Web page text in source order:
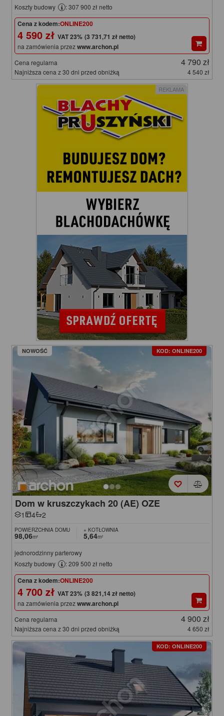
Koszty budowy : 307 900 zł netto
Cena z kodem:ONLINE200
4 590 zł (3 731,71 zł netto)
na zamówienia przezwww.archon.pl
Cena regularna 4 790 zł
Najniższa cena z 30 dni przed obniżką 4 540 zł
REKLAMA
NOWOŚĆ KOD: ONLINE200
Dom w kruszczykach 20 (AE) OZE
1 4 2
POWIERZCHNIA DOMU
98,06m²
+ KOTŁOWNIA
5,64m²
jednorodzinny parterowy
Koszty budowy
: 209 500 zł netto
Cena z kodem:ONLINE200
4 700 zł (3 821,14 zł netto)
na zamówienia przezwww.archon.pl
Cena regularna 4 900 zł
Najniższa cena z 30 dni przed obniżką 4 650 zł
KOD: ONLINE200